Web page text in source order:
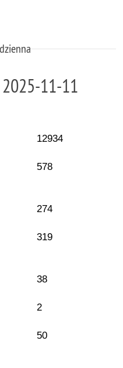
11-11
12934
578
274
319
38
2
50